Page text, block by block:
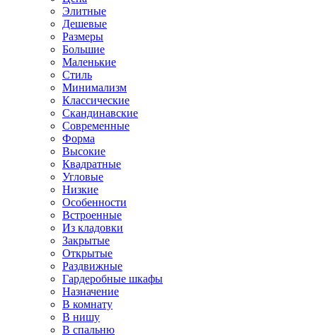
Элитные
Дешевые
Размеры
Большие
Маленькие
Стиль
Минимализм
Классические
Скандинавские
Современные
Форма
Высокие
Квадратные
Угловые
Низкие
Особенности
Встроенные
Из кладовки
Закрытые
Открытые
Раздвижные
Гардеробные шкафы
Назначение
В комнату
В нишу
В спальню